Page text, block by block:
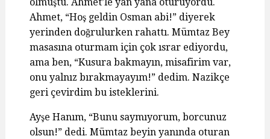
Ahmet, “Hoş geldin Osman abi!” diyerek
yerinden doğrulurken rahattı. Mümtaz Bey
masasına oturmam için çok ısrar ediyordu,
ama ben, “Kusura bakmayın, misafirim var,
onu yalnız bırakmayayım!” dedim. Nazikçe
geri çevirdim bu isteklerini.
Ayşe Hanım, “Bunu saymıyorum, borcunuz
olsun!” dedi. Mümtaz beyin yanında oturan